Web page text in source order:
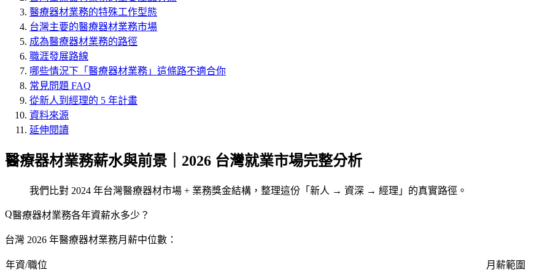
醫療器材業務的特殊工作型態
台灣主要的醫療器材業務市場
成為醫療器材業務的路徑
職涯發展路線
哪些情況下「醫療器材業務」這條路不適合你
常見問題 FAQ
從新人到經理的 5 年計畫
資料來源
延伸閱讀
醫療器材業務薪水與前景｜2026 台灣就業市場完整分析
我們比對 2024 年台灣醫療器材市場 + 業務獎金結構，整理這份「新人 → 資深 → 經理」的真實路徑。
醫療器材業務各年資薪水多少？
台灣 2026 年醫療器材業務月薪中位數：
年資/職位
月薪範圍